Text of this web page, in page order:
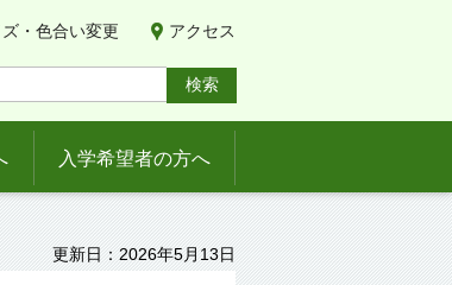
・色合い変更 アクセス
入学希望者の方へ
更新日：2026年5月13日